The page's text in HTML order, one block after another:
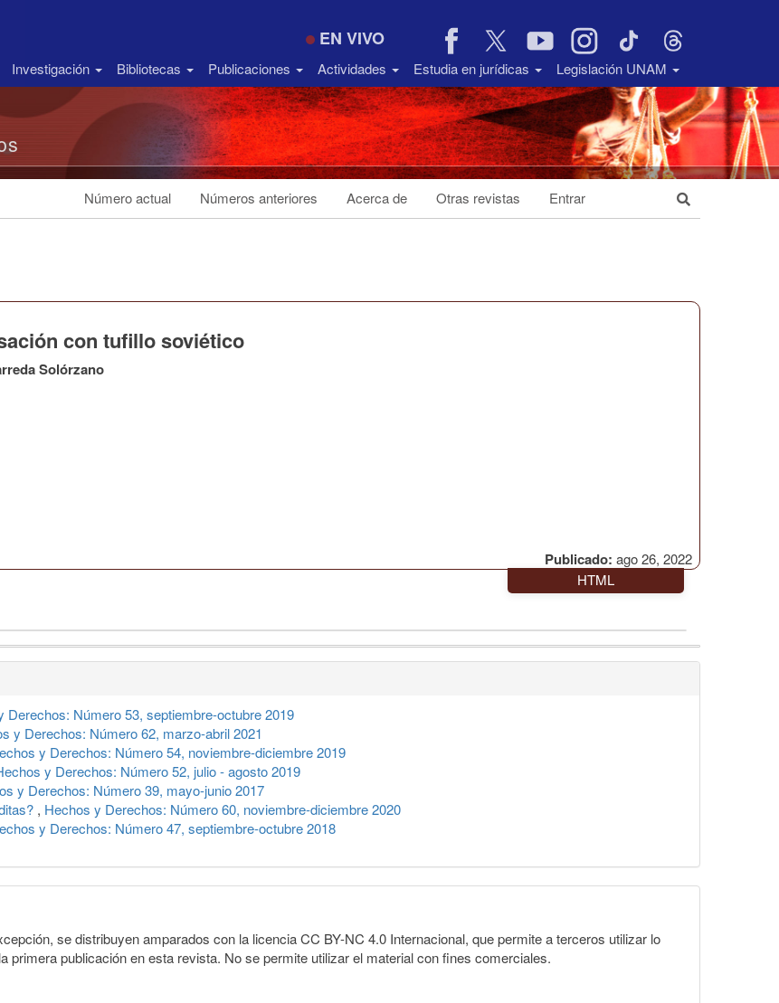
EN VIVO
Investigación Bibliotecas Publicaciones Actividades Estudia en jurídicas Legislación UNAM
Número actual Números anteriores Acerca de Otras revistas Entrar
Publicado: ago 26, 2022
con tufillo soviético
Solórzano
HTML
Derechos: Número 53, septiembre-octubre 2019
y Derechos: Número 62, marzo-abril 2021
y Derechos: Número 54, noviembre-diciembre 2019
y Derechos: Número 52, julio - agosto 2019
y Derechos: Número 39, mayo-junio 2017
, Hechos y Derechos: Número 60, noviembre-diciembre 2020
y Derechos: Número 47, septiembre-octubre 2018
se distribuyen amparados con la licencia CC BY-NC 4.0 Internacional, que permite a terceros utilizar lo
primera publicación en esta revista. No se permite utilizar el material con fines comerciales.